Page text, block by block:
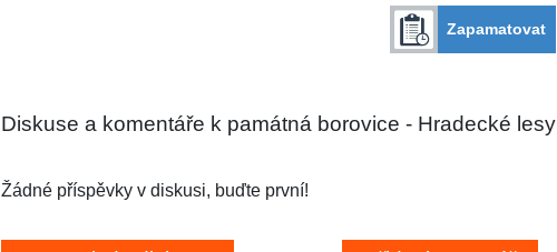
Zapamatovat
Diskuse a komentáře k památná borovice - Hradecké lesy
Žádné příspěvky v diskusi, buďte první!